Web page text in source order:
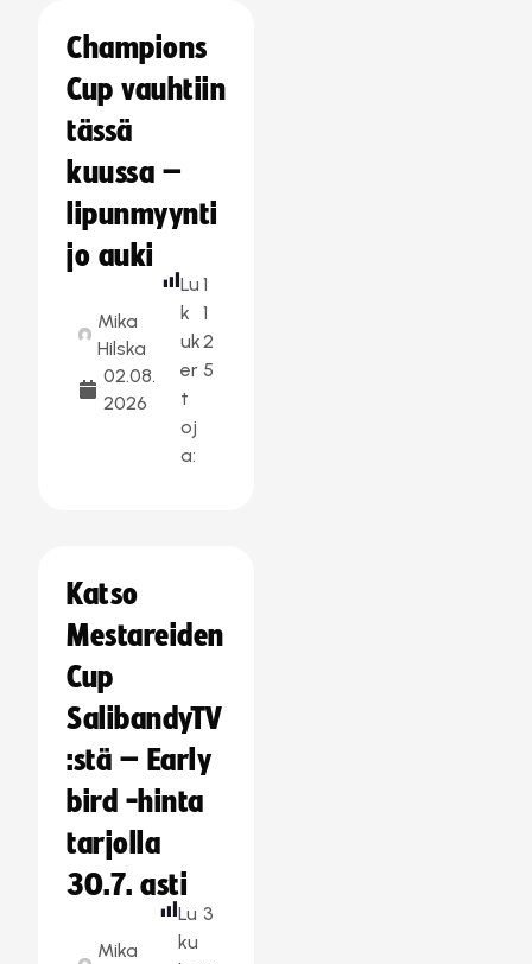
Champions
Cup vauhtiin
tässä
kuussa –
lipunmyynti
jo auki
Mika
Hilska
02.08.
2026
Lu
k
uk
er
t
oj
a:
1
1
2
5
Katso
Mestareiden
Cup
SalibandyTV
:stä – Early
bird -hinta
tarjolla
30.7. asti
Mika
Lu
ku
3